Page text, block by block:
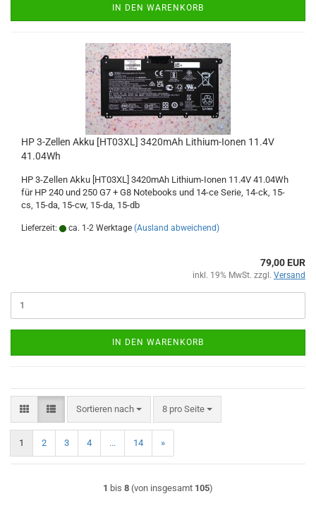
IN DEN WARENKORB
HP 3-Zellen Akku [HT03XL] 3420mAh Lithium-Ionen 11.4V
41.04Wh
HP 3-Zellen Akku [HT03XL] 3420mAh Lithium-Ionen 11.4V 41.04Wh
für HP 240 und 250 G7 + G8 Notebooks und 14-ce Serie, 14-ck, 15-
cs, 15-da, 15-cw, 15-da, 15-db
Lieferzeit: ca. 1-2 Werktage (Ausland abweichend)
79,00 EUR
inkl. 19% MwSt. zzgl. Versand
IN DEN WARENKORB
Sortieren nach
Sortieren nach 8 pro Seite
pro Seite
1 2 3 4 ... 14 »
1 bis 8 (von insgesamt 105)